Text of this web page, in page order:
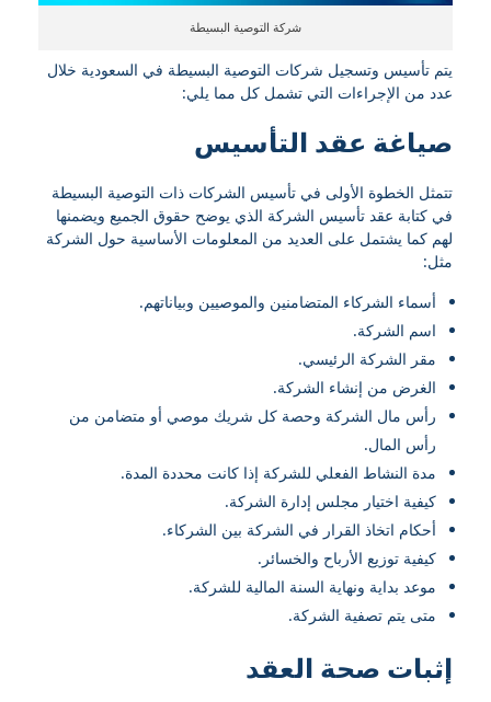
شركة التوصية البسيطة
يتم تأسيس وتسجيل شركات التوصية البسيطة في السعودية خلال
عدد من الإجراءات التي تشمل كل مما يلي:
صياغة عقد التأسيس
تتمثل الخطوة الأولى في تأسيس الشركات ذات التوصية البسيطة
في كتابة عقد تأسيس الشركة الذي يوضح حقوق الجميع ويضمنها
لهم كما يشتمل على العديد من المعلومات الأساسية حول الشركة
مثل:
أسماء الشركاء المتضامنين والموصيين وبياناتهم.
اسم الشركة.
مقر الشركة الرئيسي.
الغرض من إنشاء الشركة.
رأس مال الشركة وحصة كل شريك موصي أو متضامن من
رأس المال.
مدة النشاط الفعلي للشركة إذا كانت محددة المدة.
كيفية اختيار مجلس إدارة الشركة.
أحكام اتخاذ القرار في الشركة بين الشركاء.
كيفية توزيع الأرباح والخسائر.
موعد بداية ونهاية السنة المالية للشركة.
متى يتم تصفية الشركة.
إثبات صحة العقد